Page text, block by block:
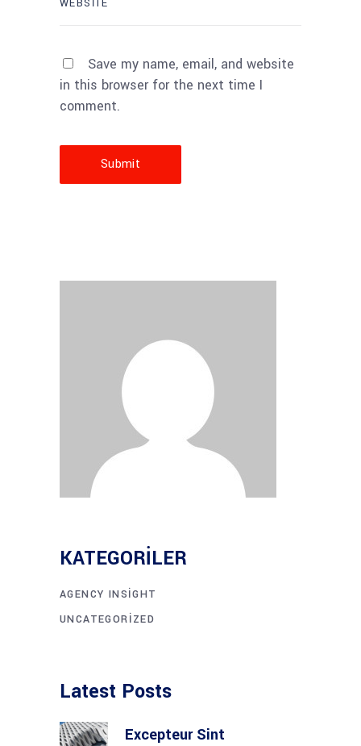
Save my name, email, and website
in this browser for the next time I
comment.
Submit
KATEGORILER
AGENCY INSIGHT
UNCATEGORIZED
Latest Posts
Excepteur Sint